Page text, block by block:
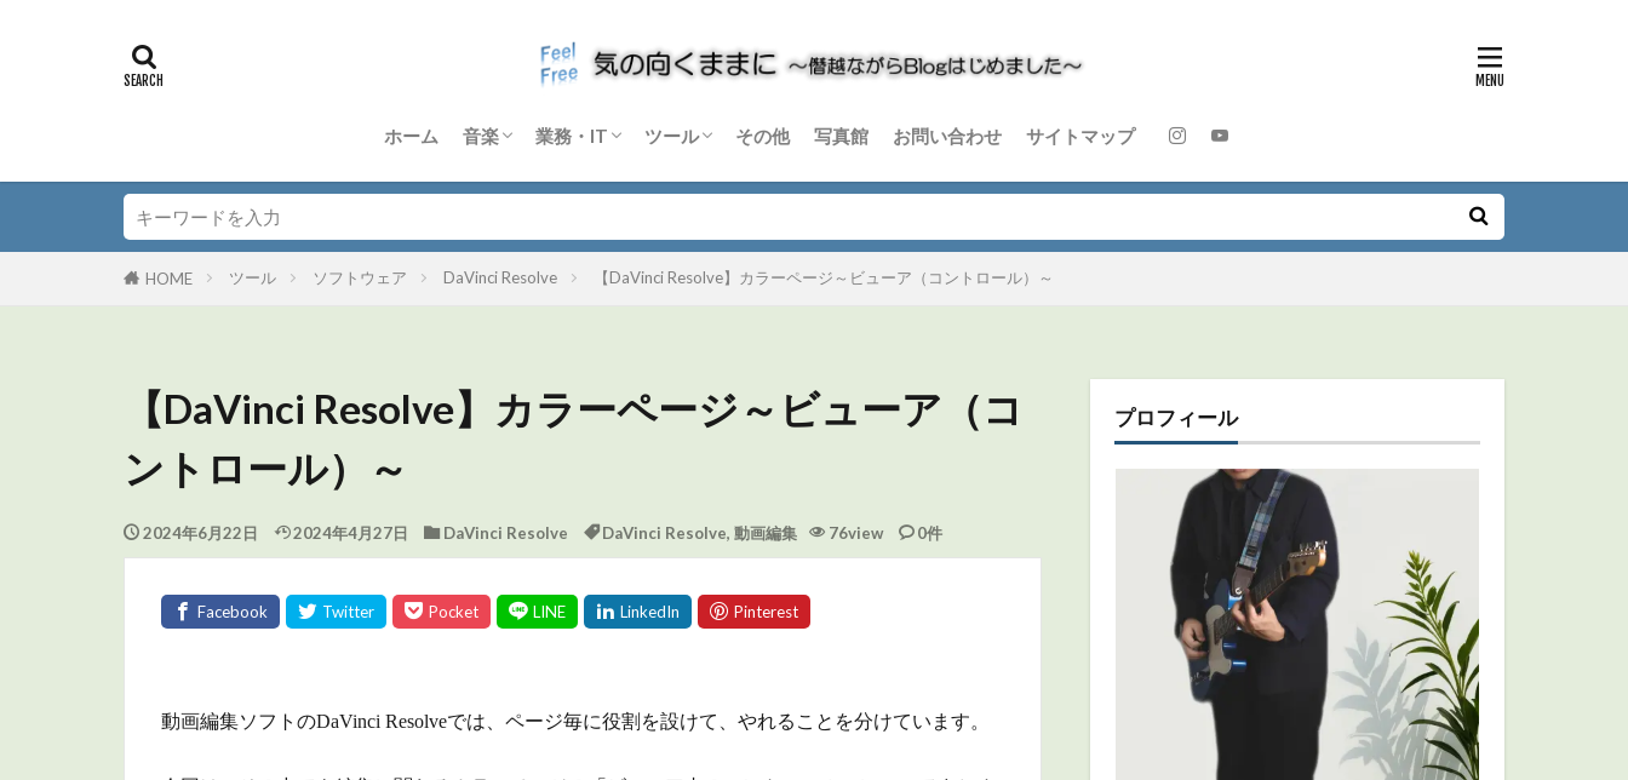
ホーム 音楽
DTM
Dorico
Anagram
Quad Cortex
TD-50SC-X
その他 音楽機材
音楽理論
業務・IT
Windows
Python
その他 業務・IT
ツール
Blender
DaVinci Resolve
Sikuli X
Dify
その他 ソフトウェア
ハードウェア
その他 写真館 お問い合わせ サイトマップ
HOME ツール ソフトウェア DaVinci Resolve 【DaVinci Resolve】カラーページ～ビューア（コントロール）～
【DaVinci Resolve】カラーページ～ビューア（コ
ントロール）～
2024年6月22日 2024年4月27日 DaVinci Resolve DaVinci Resolve, 動画編集 76view 0件
動画編集ソフトのDaVinci Resolveでは、ページ毎に役割を設けて、やれることを分けています。
プロフィール